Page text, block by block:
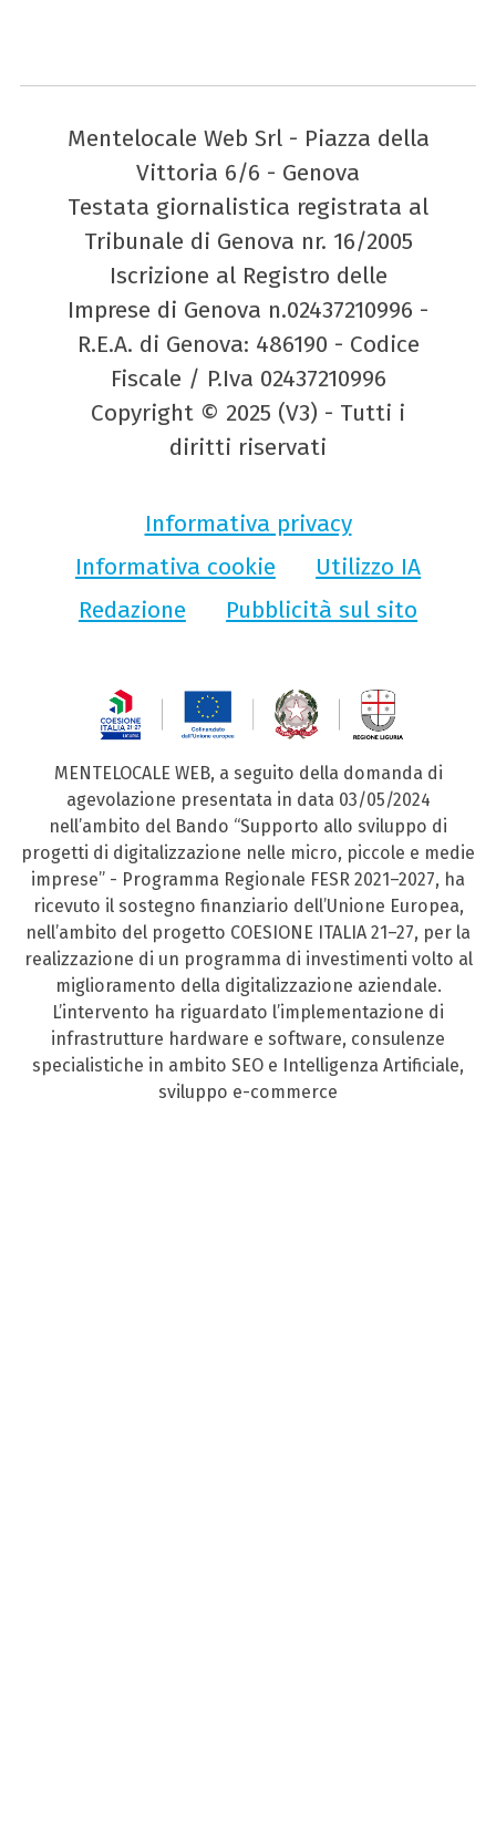
Mentelocale Web Srl - Piazza della
Vittoria 6/6 - Genova
Testata giornalistica registrata al
Tribunale di Genova nr. 16/2005
Iscrizione al Registro delle
Imprese di Genova n.02437210996 -
R.E.A. di Genova: 486190 - Codice
Fiscale / P.Iva 02437210996
Copyright © 2025 (V3) - Tutti i
diritti riservati
Informativa privacy
Informativa cookie
Utilizzo IA
Redazione
Pubblicità sul sito
MENTELOCALE WEB, a seguito della domanda di
agevolazione presentata in data 03/05/2024
nell’ambito del Bando “Supporto allo sviluppo di
progetti di digitalizzazione nelle micro, piccole e medie
imprese” - Programma Regionale FESR 2021–2027, ha
ricevuto il sostegno finanziario dell’Unione Europea,
nell’ambito del progetto COESIONE ITALIA 21–27, per la
realizzazione di un programma di investimenti volto al
miglioramento della digitalizzazione aziendale.
L’intervento ha riguardato l’implementazione di
infrastrutture hardware e software, consulenze
specialistiche in ambito SEO e Intelligenza Artificiale,
sviluppo e-commerce